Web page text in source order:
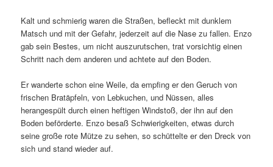
Kalt und schmierig waren die Straßen, befleckt mit dunklem
Matsch und mit der Gefahr, jederzeit auf die Nase zu fallen. Enzo
gab sein Bestes, um nicht auszurutschen, trat vorsichtig einen
Schritt nach dem anderen und achtete auf den Boden.
Er wanderte schon eine Weile, da empfing er den Geruch von
frischen Bratäpfeln, von Lebkuchen, und Nüssen, alles
herangespült durch einen heftigen Windstoß, der ihn auf den
Boden beförderte. Enzo besaß Schwierigkeiten, etwas durch
seine große rote Mütze zu sehen, so schüttelte er den Dreck von
sich und stand wieder auf.